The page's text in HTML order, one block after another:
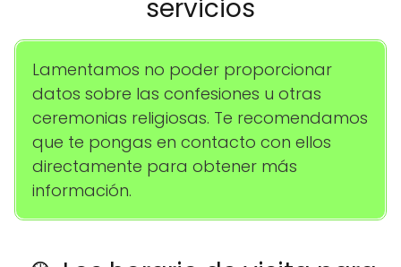
servicios
Lamentamos no poder proporcionar
datos sobre las confesiones u otras
ceremonias religiosas. Te recomendamos
que te pongas en contacto con ellos
directamente para obtener más
información.